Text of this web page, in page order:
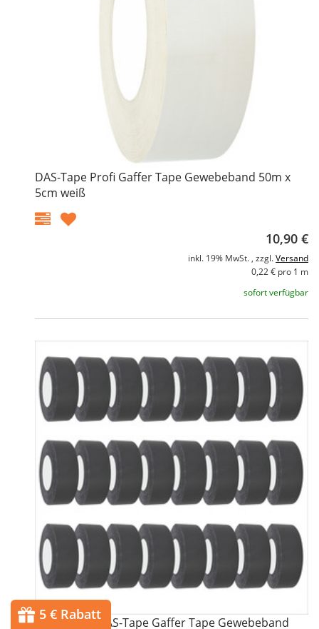
DAS-Tape Profi Gaffer Tape Gewebeband 50m x
5cm weiß
10,90 €
inkl. 19% MwSt. , zzgl. Versand
0,22 € pro 1 m
sofort verfügbar
Bundle 24x DAS-Tape Gaffer Tape Gewebeband
5 € Rabatt